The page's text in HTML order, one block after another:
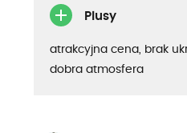
Plusy
atrakcyjna cena, brak
dobra atmosfera